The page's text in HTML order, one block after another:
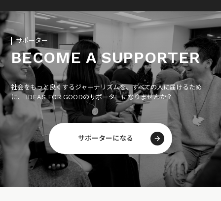
サポーター
BECOME A SUPPORTER
社会をもっと良くするジャーナリズムを、すべての人に届けるため
に、 IDEAS FOR GOODのサポーターになりませんか？
サポーターになる